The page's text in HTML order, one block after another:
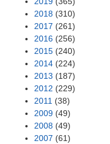
2018 (310)
2017 (261)
2016 (256)
2015 (240)
2014 (224)
2013 (187)
2012 (229)
2011 (38)
2009 (49)
2008 (49)
2007 (61)